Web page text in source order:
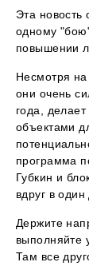
Эта новость
одному
повышении
Несмотря на
они очень
года,
объектами
программа
Губкин и
вдруг в
Держите
выполняйте
Там все